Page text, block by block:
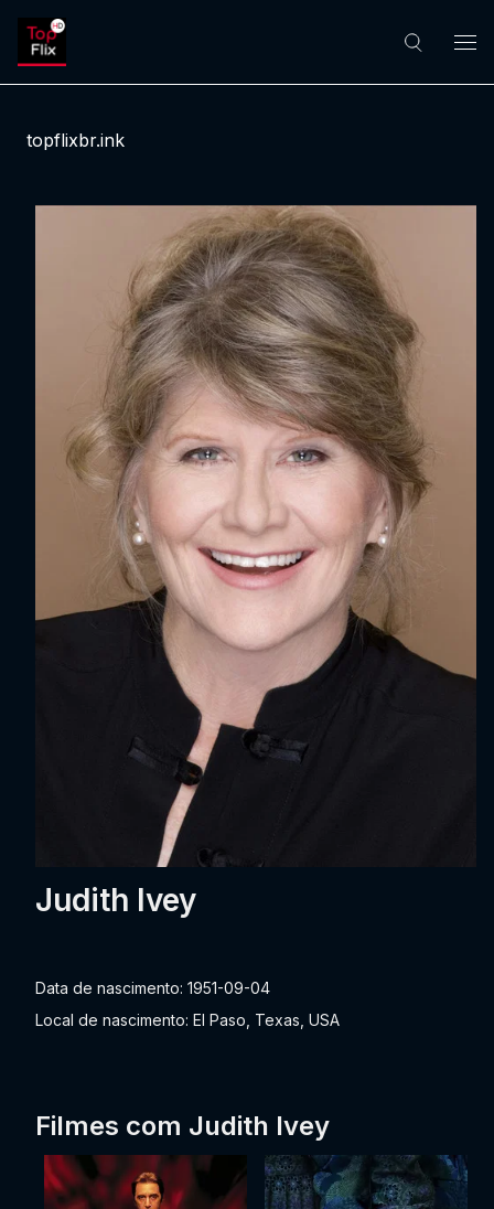
topflixbr.ink
Judith Ivey
Data de nascimento: 1951-09-04
Local de nascimento: El Paso, Texas, USA
Filmes com Judith Ivey